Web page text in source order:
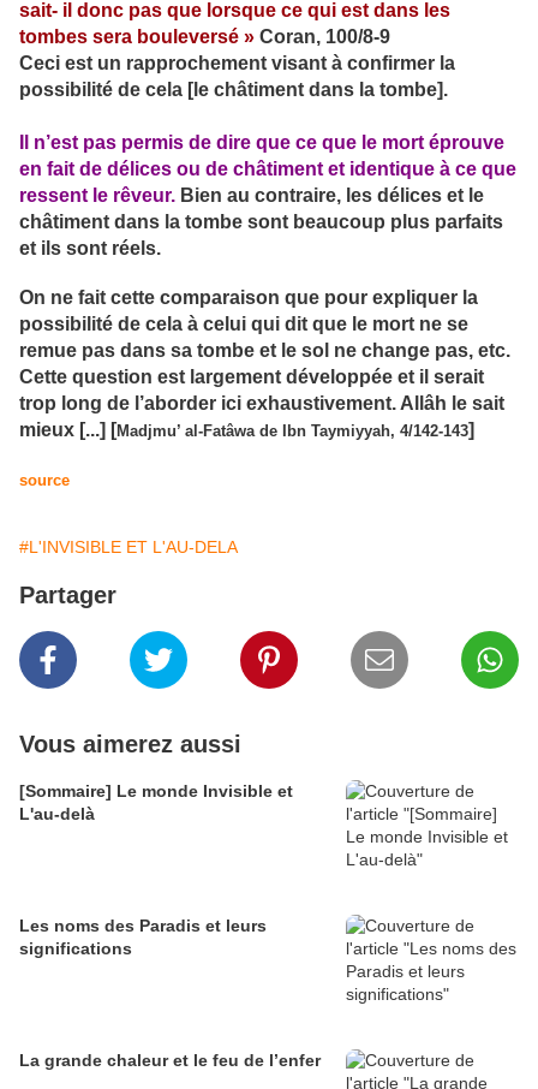
sait- il donc pas que lorsque ce qui est dans les
tombes sera bouleversé » Coran, 100/8-9
Ceci est un rapprochement visant à confirmer la
possibilité de cela [le châtiment dans la tombe].
Il n’est pas permis de dire que ce que le mort éprouve
en fait de délices ou de châtiment et identique à ce que
ressent le rêveur. Bien au contraire, les délices et le
châtiment dans la tombe sont beaucoup plus parfaits
et ils sont réels.
On ne fait cette comparaison que pour expliquer la
possibilité de cela à celui qui dit que le mort ne se
remue pas dans sa tombe et le sol ne change pas, etc.
Cette question est largement développée et il serait
trop long de l’aborder ici exhaustivement. Allâh le sait
mieux [...] [Madjmu’ al-Fatâwa de Ibn Taymiyyah, 4/142-143]
source
#L'INVISIBLE ET L'AU-DELA
Partager
Vous aimerez aussi
[Sommaire] Le monde Invisible et
L'au-delà
Les noms des Paradis et leurs
significations
La grande chaleur et le feu de l’enfer